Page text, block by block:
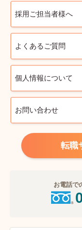
採用ご担当者様へ
よくあるご質問
個人情報について
お問い合わせ
転職
お電話で